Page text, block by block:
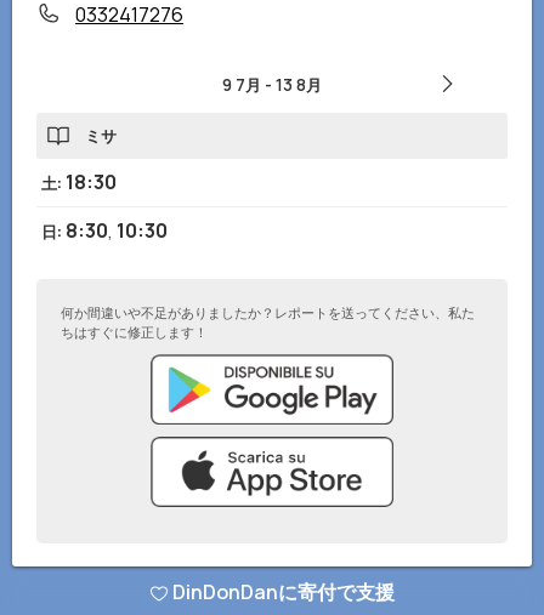
0332417276
9 7月 - 13 8月
ミサ
土: 18:30
日: 8:30, 10:30
何か間違いや不足がありましたか？レポートを送ってください、私た
ちはすぐに修正します！
プライバシーポリシー ウェブサイトに追加
DinDonDanに寄付で支援